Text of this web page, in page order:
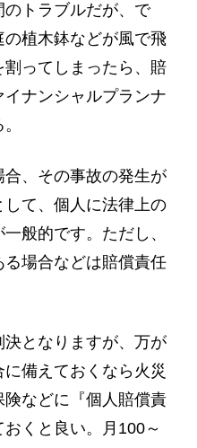
トラブルだが、で
植木鉢などが風で飛
ってしまったら、賠
ナンシャルプランナ
合、その事故の発生が
して、個人に法律上の
般的です。ただし、
場合などは賠償責任
となりますが、万が
備えておくなら火災
などに『個人賠償責
くと良い。月100～